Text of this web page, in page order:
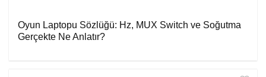
Oyun Laptopu Sözlüğü: Hz, MUX Switch ve Soğutma
Gerçekte Ne Anlatır?